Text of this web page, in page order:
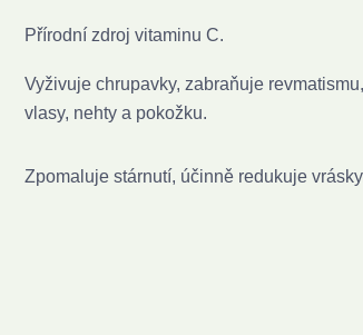
Přírodní zdroj vitaminu C.
Vyživuje chrupavky, zabraňuje
vlasy, nehty a pokožku.
Zpomaluje stárnutí, účinně redukuje